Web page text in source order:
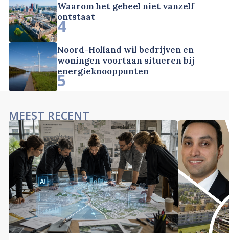
Waarom het geheel niet vanzelf
ontstaat
4
Noord-Holland wil bedrijven en
woningen voortaan situeren bij
energieknooppunten
5
MEEST RECENT